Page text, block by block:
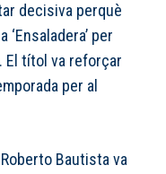
decisiva perquè
per
El títol va reforçar
per al
Bautista va